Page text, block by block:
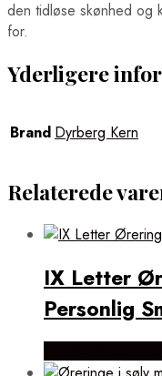
den tidløse skønhed og
for.
Yderligere
Brand Dyrberg Kern
Relaterede
IX Letter
Personlig